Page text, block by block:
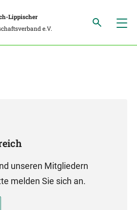
Lippischer
e.V.
unseren Mitgliedern
melden Sie sich an.